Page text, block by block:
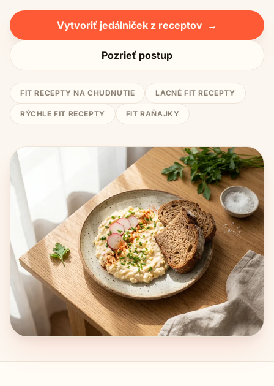
Vytvoriť jedálniček z receptov →
Pozrieť postup
FIT RECEPTY NA CHUDNUTIE LACNÉ FIT RECEPTY
RÝCHLE FIT RECEPTY FIT RAŇAJKY